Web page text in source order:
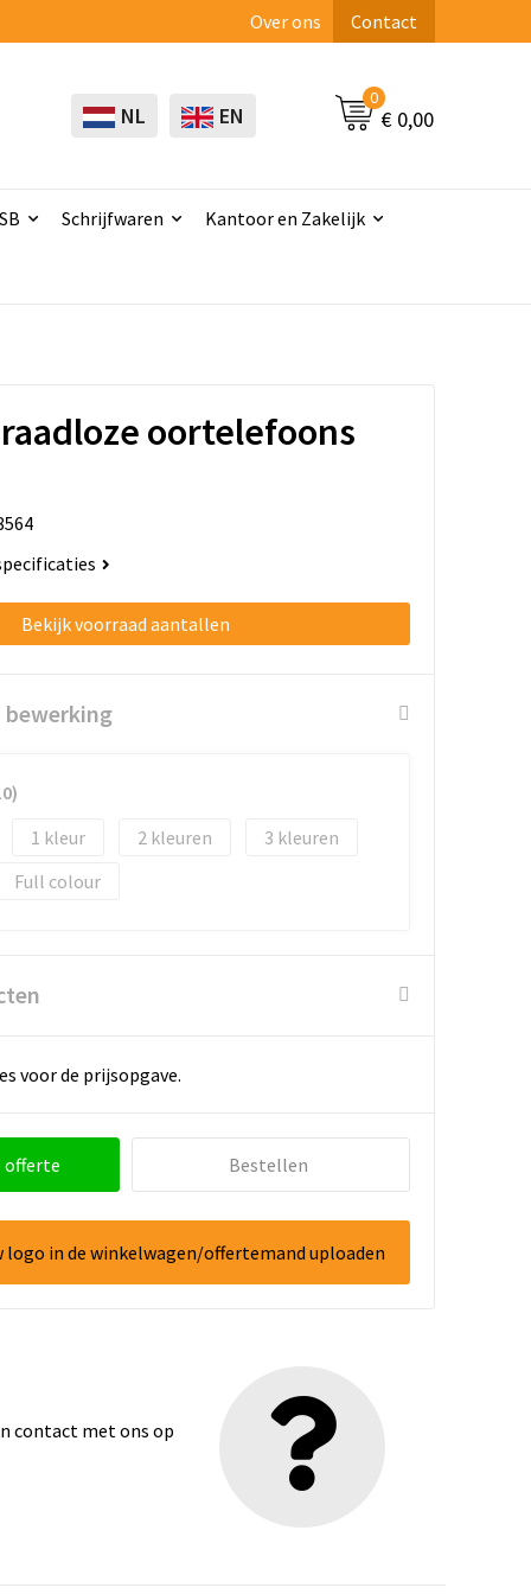
Over ons Contact
NL EN
0
€ 0,00
Schrijfwaren Kantoor en Zakelijk
oortelefoons
Bekijk voorraad aantallen
bewerking
1
2
3
Full colour
voor de prijsopgave.
offerte Bestellen
logo in de winkelwagen/offertemand uploaden
contact met ons op